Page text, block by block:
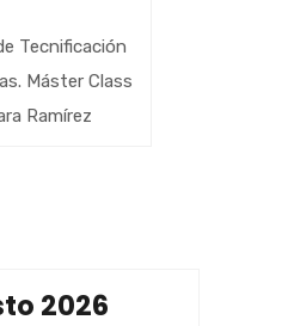
Tecnificación
Máster Class
Ramírez
2026